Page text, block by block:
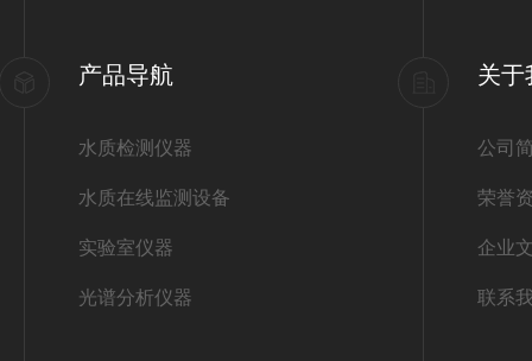
产品导航
水质检测仪器
水质在线监测设备
实验室仪器
光谱分析仪器
关于
公司
荣誉
企业
联系